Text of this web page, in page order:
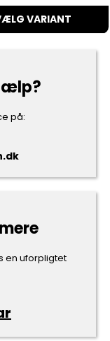
VARIANT
på:
en uforpligtet